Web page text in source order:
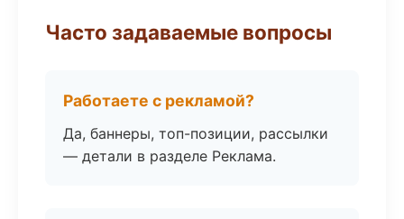
Часто задаваемые вопросы
Работаете с рекламой?
Да, баннеры, топ-позиции, рассылки
— детали в разделе Реклама.